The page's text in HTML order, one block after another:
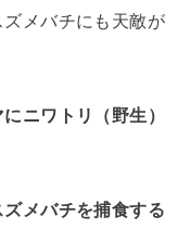
メバチにも天敵が
ニワトリ（野生）
メバチを捕食する